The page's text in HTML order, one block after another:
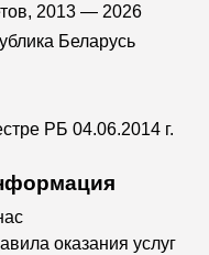
2013 — 2026
Беларусь
РБ 04.06.2014 г.
оказания услуг